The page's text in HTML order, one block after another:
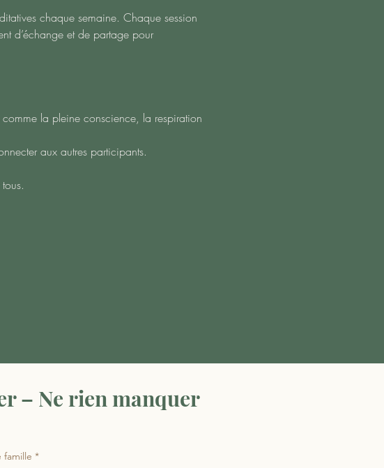
chaque semaine. Chaque session
d’échange et de partage pour
la pleine conscience, la respiration
aux autres participants.
– Ne rien manquer
famille *